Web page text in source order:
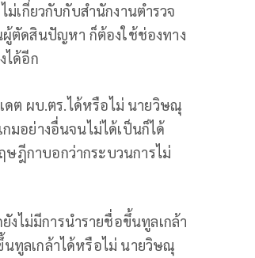
ม่เกี่ยวกับกับสำนักงานตำรวจ
ผู้ตัดสินปัญหา ก็ต้องใช้ช่องทาง
ได้อีก
ดต ผบ.ตร.ได้หรือไม่ นายวิษณุ
มอย่างอื่นจนไม่ได้เป็นก็ได้
ฎีกาบอกว่ากระบวนการไม่
งไม่มีการนำรายชื่อขึ้นทูลเกล้า
นทูลเกล้าได้หรือไม่ นายวิษณุ